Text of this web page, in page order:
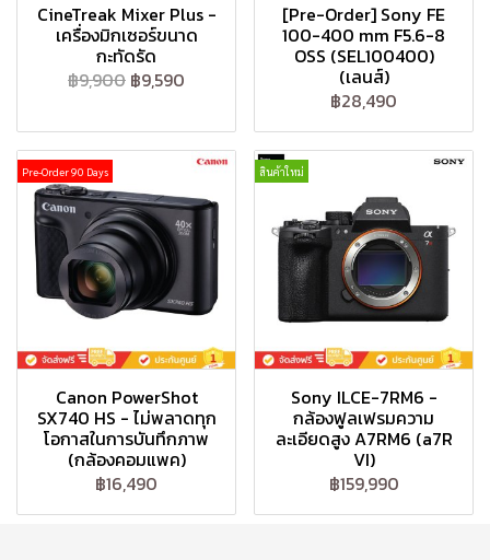
CineTreak Mixer Plus -
เครื่องมิกเซอร์ขนาด
กะทัดรัด
฿9,900 ฿9,590
[Pre-Order] Sony FE
100-400 mm F5.6-8
OSS (SEL100400)
(เลนส์)
฿28,490
Pre-Order 90 Days
Canon PowerShot
SX740 HS - ไม่พลาดทุก
โอกาสในการบันทึกภาพ
(กล้องคอมแพค)
฿16,490
สินค้าใหม่
Sony ILCE-7RM6 -
กล้องฟูลเฟรมความ
ละเอียดสูง A7RM6 (a7R
VI)
฿159,990